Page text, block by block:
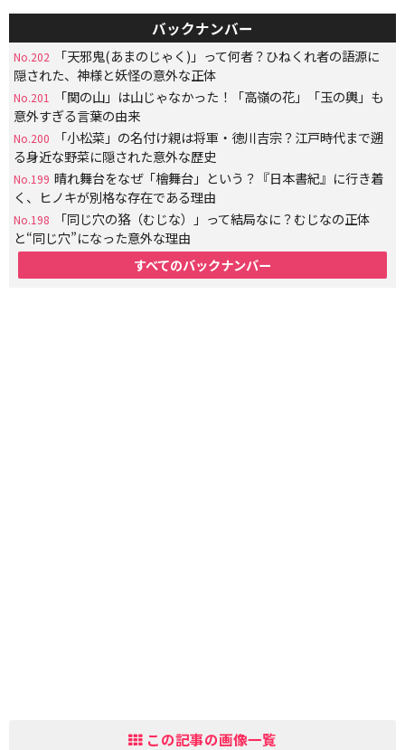
バックナンバー
No.202
「天邪鬼(あまのじゃく)」って何者？ひねくれ者の語源に
隠された、神様と妖怪の意外な正体
No.201
「関の山」は山じゃなかった！「高嶺の花」「玉の輿」も
意外すぎる言葉の由来
No.200
「小松菜」の名付け親は将軍・徳川吉宗？江戸時代まで遡
る身近な野菜に隠された意外な歴史
No.199 晴れ舞台をなぜ「檜舞台」という？『日本書紀』に行き着
く、ヒノキが別格な存在である理由
No.198
「同じ穴の狢（むじな）」って結局なに？むじなの正体
と“同じ穴”になった意外な理由
すべてのバックナンバー
この記事の画像一覧